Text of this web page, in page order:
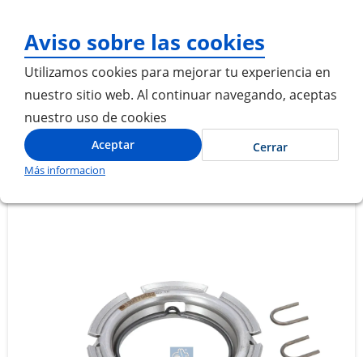
Aviso sobre las cookies
Utilizamos cookies para mejorar tu experiencia en
nuestro sitio web. Al continuar navegando, aceptas
nuestro uso de cookies
Aceptar Cerrar
Más informacion
Inicio ANILLO DE DESEMBRAGUE